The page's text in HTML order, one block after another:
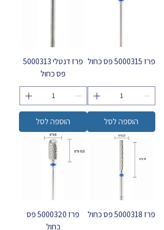
פרז 5000315 פס כחול
הוספה לסל
פרז דנטלי 5000313
פס כחול
הוספה לסל
פרז 5000318 פס כחול
פרז 5000320 פס
כחול